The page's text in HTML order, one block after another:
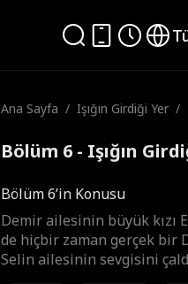
Ana Sayfa / Işığın Girdiği Yer /
Bölüm 6 - Işığın
Bölüm 6’in Konusu
Demir ailesinin büyük kızı
de hiçbir zaman gerçek bir
Selin ailesinin sevgisini